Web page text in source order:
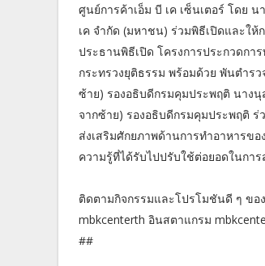
ศูนย์การค้าเอ็ม บี เค เซ็นเตอร์ โดย
เค จำกัด (มหาชน) ร่วมพิธีเปิดและใ
ประธานพิธีเปิด โครงการประกวดกา
กระทรวงยุติธรรม พร้อมด้วย พันตำร
ซ้าย) รองอธิบดีกรมคุมประพฤติ นาง
จากซ้าย) รองอธิบดีกรมคุมประพฤติ
ส่งเสริมศักยภาพด้านการทำอาหารข
ความรู้ที่ได้รับไปปรับใช้ต่อยอดในกา
ติดตามกิจกรรมและโปรโมชันดี ๆ ขอ
mbkcenterth อินสตาแกรม
##